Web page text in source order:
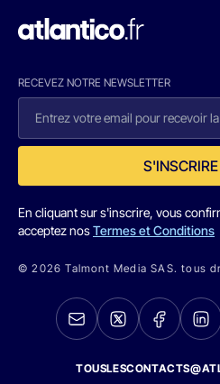
RECEVEZ NOTRE NEWSLETTER
S'INSCRIRE
En cliquant sur s'inscrire, vous
acceptez nosTermes et Conditions
© 2026 Talmont Media SAS. tous